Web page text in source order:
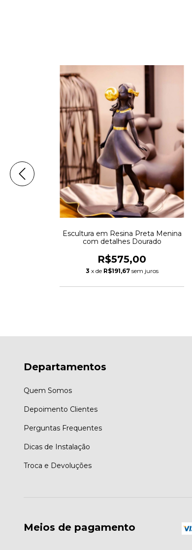
Escultura em Resina Preta Menina
com detalhes Dourado
R$575,00
3 x de R$191,67 sem juros
Departamentos
Quem Somos
Depoimento Clientes
Perguntas Frequentes
Dicas de Instalação
Troca e Devoluções
Meios de pagamento